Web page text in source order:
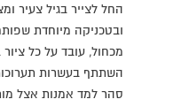
החל לצייר בגיל צעיר
ובטכניקה מיוחדת
מכחול, עובד על כל
השתתף בעשרות
סהר למד אמנות אצל